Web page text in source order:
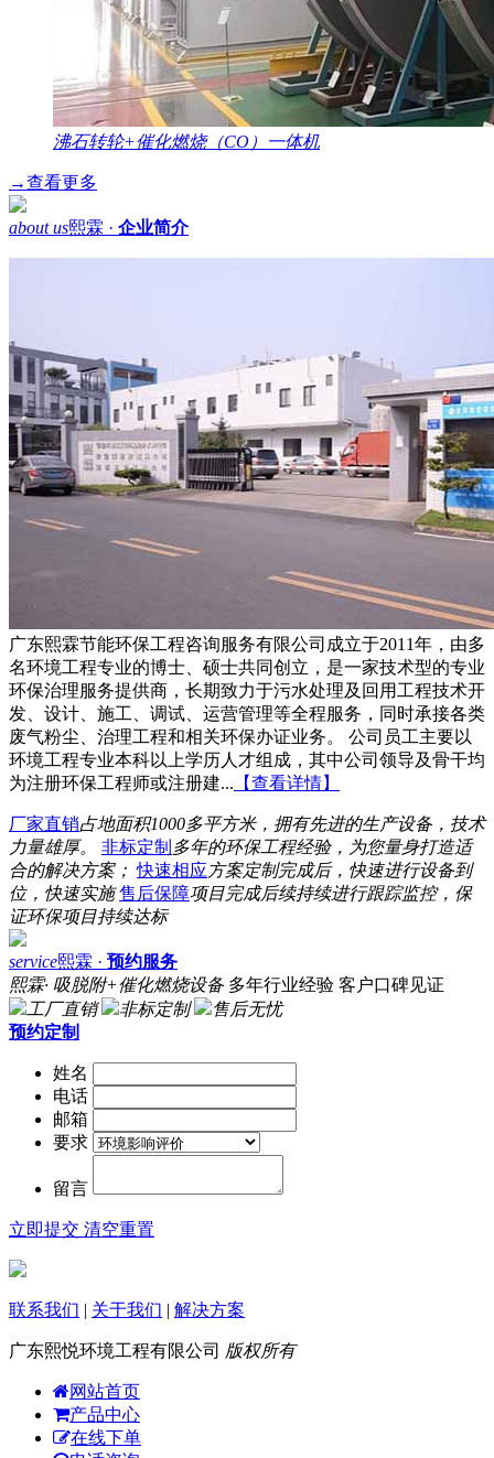
沸石转轮+催化燃烧（CO）一体机
→查看更多
about us熙霖 · 企业简介
广东熙霖节能环保工程咨询服务有限公司成立于2011年，由多
名环境工程专业的博士、硕士共同创立，是一家技术型的专业
环保治理服务提供商，长期致力于污水处理及回用工程技术开
发、设计、施工、调试、运营管理等全程服务，同时承接各类
废气粉尘、治理工程和相关环保办证业务。 公司员工主要以
环境工程专业本科以上学历人才组成，其中公司领导及骨干均
为注册环保工程师或注册建... 【查看详情】
厂家直销占地面积1000多平方米，拥有先进的生产设备，技术
力量雄厚。
非标定制 多年的环保工程经验，为您量身打造适
合的解决方案； 快速相应方案定制完成后，快速进行设备到
位，快速实施 售后保障项目完成后续持续进行跟踪监控，保
证环保项目持续达标
service熙霖 · 预约服务
熙霖· 吸脱附+催化燃烧设备 多年行业经验 客户口碑见证
工厂直销
非标定制
售后无忧
预约定制
姓名
电话
邮箱
要求
留言
立即提交 清空重置
联系我们 | 关于我们 | 解决方案
广东熙悦环境工程有限公司 版权所有
网站首页
产品中心
在线下单